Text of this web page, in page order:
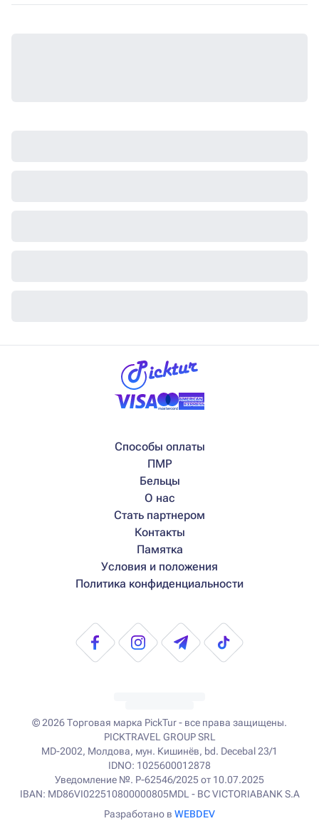
Способы оплаты
ПМР
Бельцы
О нас
Стать партнером
Контакты
Памятка
Условия и положения
Политика конфиденциальности
© 2026Торговая марка PickTur - все права защищены.
PICKTRAVEL GROUP SRL
MD-2002, Молдова, мун. Кишинёв, bd. Decebal 23/1
IDNO: 1025600012878
Уведомление №. P-62546/2025 от 10.07.2025
IBAN: MD86VI022510800000805MDL - BC VICTORIABANK S.A
Разработано в WEBDEV